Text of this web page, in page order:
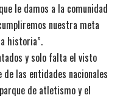
le damos a la comunidad
nuestra meta
historia”.
y solo falta el visto
las entidades nacionales
de atletismo y el